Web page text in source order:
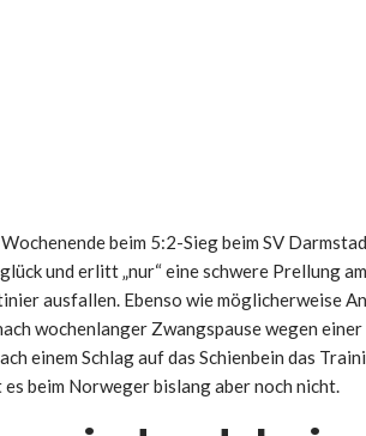
beim 5:2-Sieg beim SV
und erlitt „nur“ eine schwere Prellung am
ausfallen. Ebenso wie möglicherweise
wochenlanger Zwangspause wegen einer
einem Schlag auf das Schienbein das
beim Norweger bislang aber noch nicht.